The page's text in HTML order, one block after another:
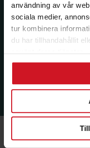
användning av vår
sociala medier,
tur kombinera
du har tillhandahållit
använt deras tjänster.